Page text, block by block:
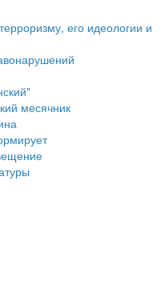
воздействия
проектирования
и застройки
территории
его идеологии и
месячник